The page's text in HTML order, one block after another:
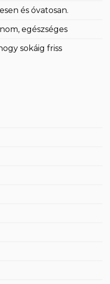
és óvatosan.
egészséges
sokáig friss